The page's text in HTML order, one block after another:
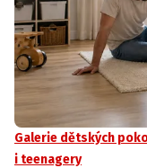
Galerie dětských
i teenagery